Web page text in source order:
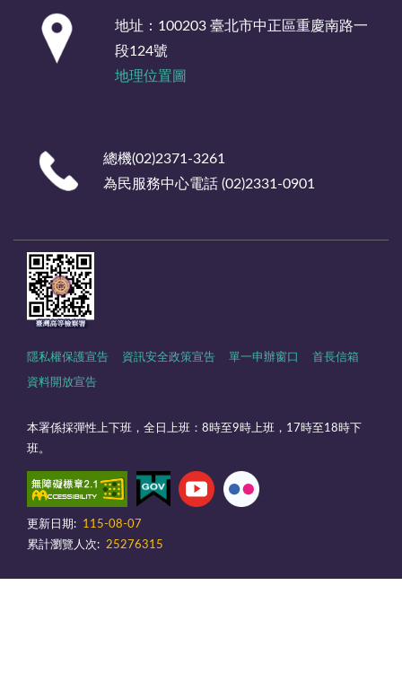
地址：100203 臺北市中正區重慶南路一
段124號
地理位置圖
總機(02)2371-3261
為民服務中心電話 (02)2331-0901
隱私權保護宣告 資訊安全政策宣告 單一申辦窗口 首長信箱
資料開放宣告
本署係採彈性上下班，全日上班：8時至9時上班，17時至18時下
班。
更新日期:
115-08-07
累計瀏覽人次: 25276315